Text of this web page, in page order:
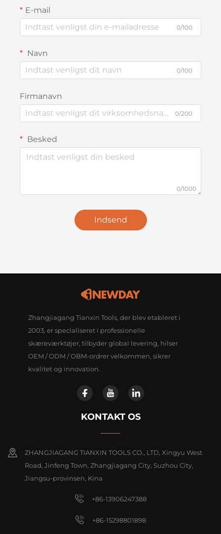
E-mail
0/100
Navn
0/100
Firmanavn
0/200
Besked
0/1000
Indsend
Zhangjiagang Tianxin Tools, der blev etableret i
2003, er specialiseret i professionelle
skæreværktøjer, tilbyder global levering, hilser
OEM / ODM / OBM-ordrer velkommen, sikrer
kvalitet og innovation.
KONTAKT OS
ZHANGJIAGANG TIANXIN TOOLS CO., LTD, Xingyu West
Road, Jinfeng Town, Zhangjiagang City, Suzhou City,
Jiangsu-provinsen, Kina
+86-13906247388
+86-15298801898